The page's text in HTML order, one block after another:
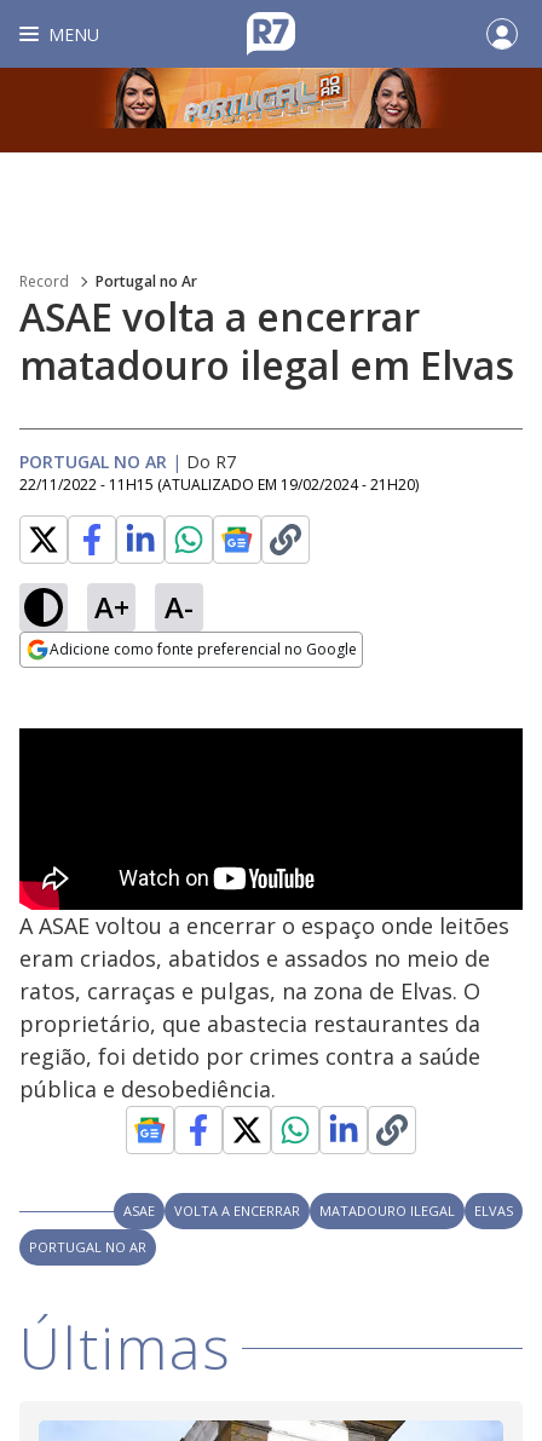
MENU
Record Portugal no Ar
ASAE volta a encerrar
matadouro ilegal em Elvas
PORTUGAL NO AR | Do R7
22/11/2022 - 11H15 (ATUALIZADO EM 19/02/2024 - 21H20)
A+ A-
Adicione como fonte preferencial no Google
A ASAE voltou a encerrar o espaço onde leitões
eram criados, abatidos e assados no meio de
ratos, carraças e pulgas, na zona de Elvas. O
proprietário, que abastecia restaurantes da
região, foi detido por crimes contra a saúde
pública e desobediência.
ASAE VOLTA A ENCERRAR MATADOURO ILEGAL
ELVAS
PORTUGAL NO AR
Últimas